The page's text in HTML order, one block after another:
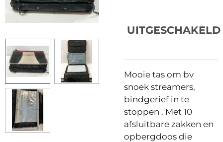
UITGESCHAKELD
Mooie tas om bv
snoek streamers,
bindgerief in te
stoppen . Met 10
afsluitbare zakken en
opbergdoos die